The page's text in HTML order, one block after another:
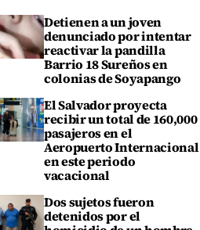
Detienen a un joven
denunciado por intentar
reactivar la pandilla
Barrio 18 Sureños en
colonias de Soyapango
El Salvador proyecta
recibir un total de 160,000
pasajeros en el
Aeropuerto Internacional
en este periodo
vacacional
Dos sujetos fueron
detenidos por el